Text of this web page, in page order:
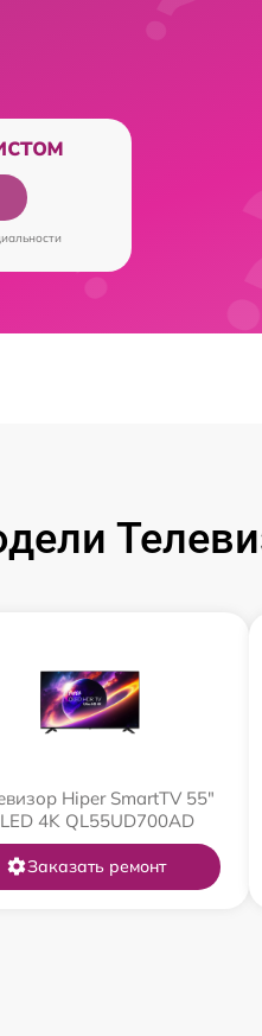
Hiper SmartTV 55"
4K QL55UD700AD
Заказать ремонт